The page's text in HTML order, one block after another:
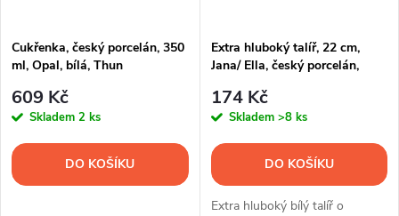
Cukřenka, český porcelán, 350
ml, Opal, bílá, Thun
609 Kč
Skladem 2 ks
DO KOŠÍKU
Extra hluboký talíř, 22 cm,
Jana/ Ella, český porcelán,
174 Kč
Skladem >8 ks
DO KOŠÍKU
Extra hluboký bílý talíř o